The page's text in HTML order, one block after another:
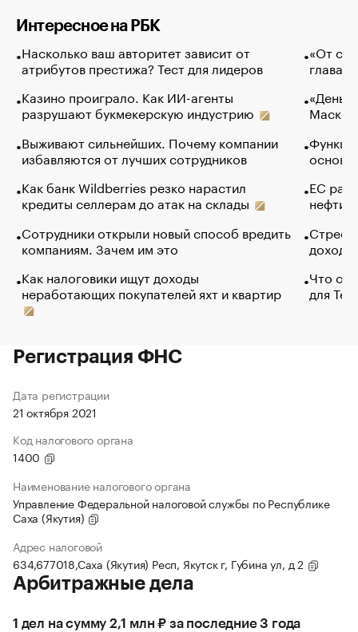
Интересное на РБК
Насколько ваш авторитет зависит от
атрибутов престижа? Тест для лидеров
Казино проиграло. Как ИИ-агенты
разрушают букмекерскую индустрию
Выживают сильнейших. Почему компании
избавляются от лучших сотрудников
Как банк Wildberries резко нарастил
кредиты селлерам до атак на склады
Сотрудники открыли новый способ вредить
компаниям. Зачем им это
Как налоговики ищут доходы
неработающих покупателей яхт и квартир
«От
глава
Маск в
основ
ЕС
нефти
Что
для
Регистрация ФНС
Дата регистрации
21 октября 2021
Код налогового органа
1400
Наименование налогового органа
Управление Федеральной налоговой службы по Республике
Саха (Якутия)
Адрес налоговой
634,677018,Саха (Якутия) Респ, Якутск г, Губина ул, д 2
Арбитражные дела
1 дел на сумму 2,1 млн ₽ за последние 3 года